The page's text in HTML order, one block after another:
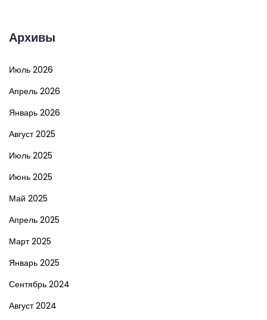
Архивы
Июль 2026
Апрель 2026
Январь 2026
Август 2025
Июль 2025
Июнь 2025
Май 2025
Апрель 2025
Март 2025
Январь 2025
Сентябрь 2024
Август 2024